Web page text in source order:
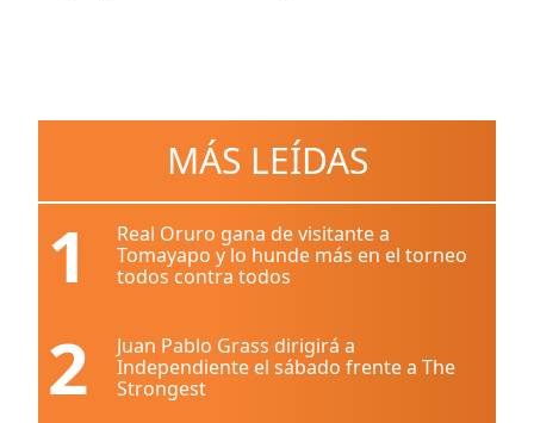
MÁS LEÍDAS
1
Real Oruro gana de visitante a
Tomayapo y lo hunde más en el torneo
todos contra todos
2
Juan Pablo Grass dirigirá a
Independiente el sábado frente a The
Strongest